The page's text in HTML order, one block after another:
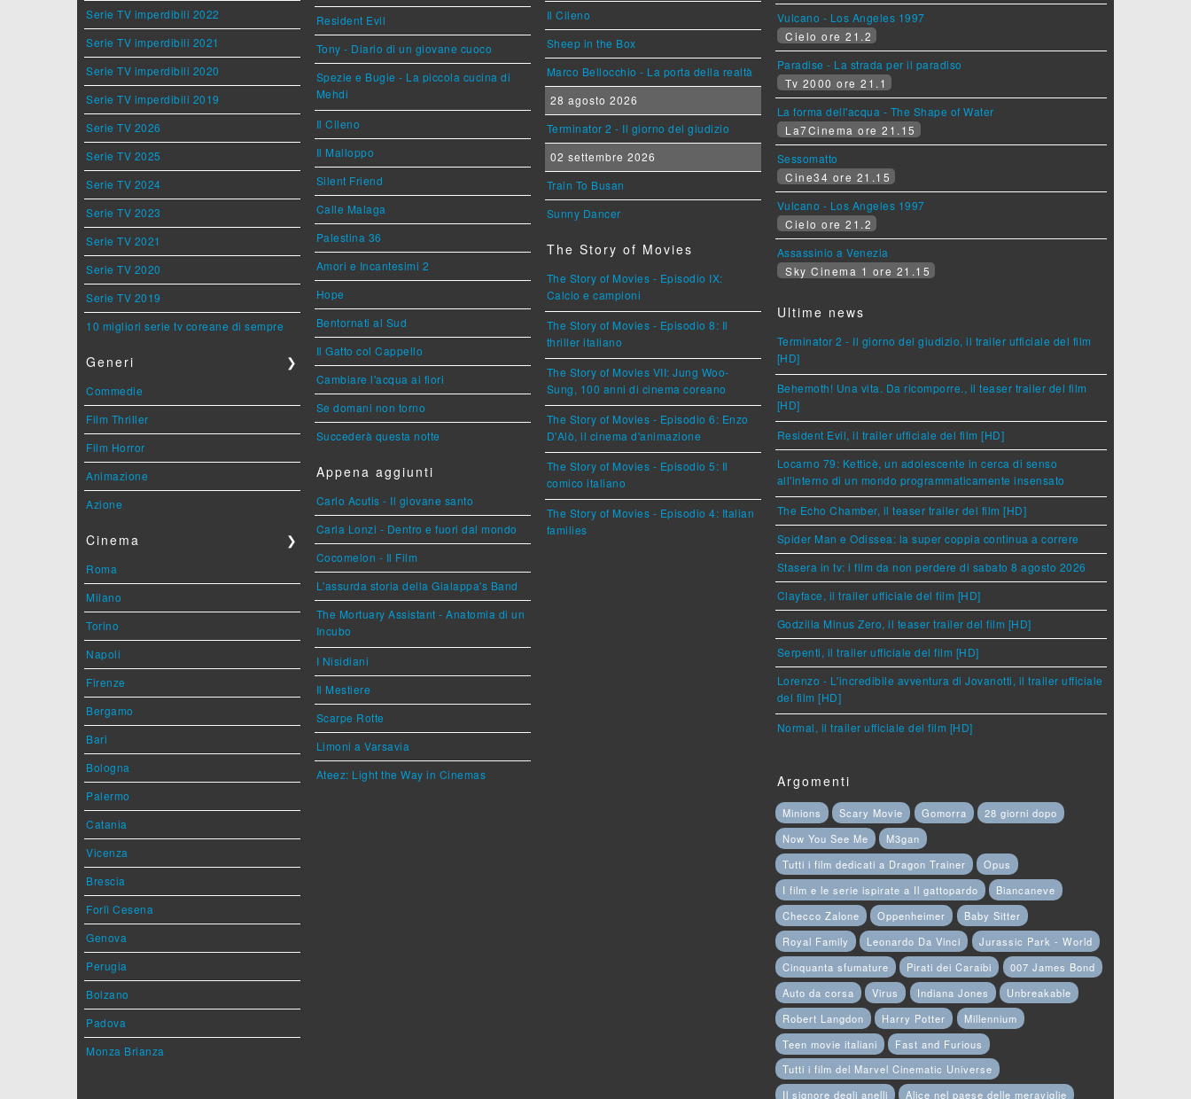
Serie TV imperdibili 2022
Serie TV imperdibili 2021
Serie TV imperdibili 2020
Serie TV imperdibili 2019
Serie TV 2026
Serie TV 2025
Serie TV 2024
Serie TV 2023
Serie TV 2021
Serie TV 2020
Serie TV 2019
10 migliori serie tv coreane di sempre
Generi ❯
Commedie
Film Thriller
Film Horror
Animazione
Azione
Cinema ❯
Roma
Milano
Torino
Napoli
Firenze
Bergamo
Bari
Bologna
Palermo
Catania
Vicenza
Brescia
Forlì Cesena
Genova
Perugia
Bolzano
Padova
Monza Brianza
Resident Evil
Tony - Diario di un giovane cuoco
Spezie e Bugie - La piccola cucina di
Mehdi
Il Cileno
Il Malloppo
Silent Friend
Calle Malaga
Palestina 36
Amori e Incantesimi 2
Hope
Bentornati al Sud
Il Gatto col Cappello
Cambiare l'acqua ai fiori
Se domani non torno
Succederà questa notte
Appena aggiunti
Carlo Acutis - Il giovane santo
Carla Lonzi - Dentro e fuori dal mondo
Cocomelon - Il Film
L'assurda storia della Gialappa's Band
The Mortuary Assistant - Anatomia di un
Incubo
I Nisidiani
Il Mestiere
Scarpe Rotte
Limoni a Varsavia
Ateez: Light the Way in Cinemas
Il Cileno
Sheep in the Box
Marco Bellocchio - La porta della realtà
28 agosto 2026
Terminator 2 - Il giorno del giudizio
02 settembre 2026
Train To Busan
Sunny Dancer
The Story of Movies
The Story of Movies - Episodio IX:
Calcio e campioni
The Story of Movies - Episodio 8: Il
thriller italiano
The Story of Movies VII: Jung Woo-
Sung, 100 anni di cinema coreano
The Story of Movies - Episodio 6: Enzo
D'Alò, il cinema d'animazione
The Story of Movies - Episodio 5: Il
comico italiano
The Story of Movies - Episodio 4: Italian
families
Vulcano - Los Angeles 1997
Cielo ore 21.2
Paradise - La strada per il paradiso
Tv 2000 ore 21.1
La forma dell'acqua - The Shape of Water
La7Cinema ore 21.15
Sessomatto
Cine34 ore 21.15
Vulcano - Los Angeles 1997
Cielo ore 21.2
Assassinio a Venezia
Sky Cinema 1 ore 21.15
Ultime news
Terminator 2 - Il giorno del giudizio, il trailer ufficiale del film
[HD]
Behemoth! Una vita. Da ricomporre., il teaser trailer del film
[HD]
Resident Evil, il trailer ufficiale del film [HD]
Locarno 79: Ketticè, un adolescente in cerca di senso
all'interno di un mondo programmaticamente insensato
The Echo Chamber, il teaser trailer del film [HD]
Spider Man e Odissea: la super coppia continua a correre
Stasera in tv: i film da non perdere di sabato 8 agosto 2026
Clayface, il trailer ufficiale del film [HD]
Godzilla Minus Zero, il teaser trailer del film [HD]
Serpenti, il trailer ufficiale del film [HD]
Lorenzo - L'incredibile avventura di Jovanotti, il trailer ufficiale
del film [HD]
Normal, il trailer ufficiale del film [HD]
Argomenti
Minions Scary Movie Gomorra
28 giorni dopo
Now You See Me
M3gan
Tutti i film dedicati a Dragon Trainer
Opus
I film e le serie ispirate a Il gattopardo
Biancaneve
Checco Zalone
Oppenheimer
Baby Sitter
Royal Family
Leonardo Da Vinci
Jurassic Park - World
Cinquanta sfumature
Pirati dei Caraibi
007 James Bond
Auto da corsa
Virus Indiana Jones
Unbreakable
Robert Langdon
Harry Potter
Millennium
Teen movie italiani
Fast and Furious
Tutti i film del Marvel Cinematic Universe
Il signore degli anelli
Alice nel paese delle meraviglie